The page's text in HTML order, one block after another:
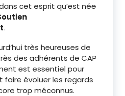
cet esprit qu’est née
.
très heureuses de
des adhérents de CAP
est essentiel pour
faire évoluer les regards
trop méconnus.